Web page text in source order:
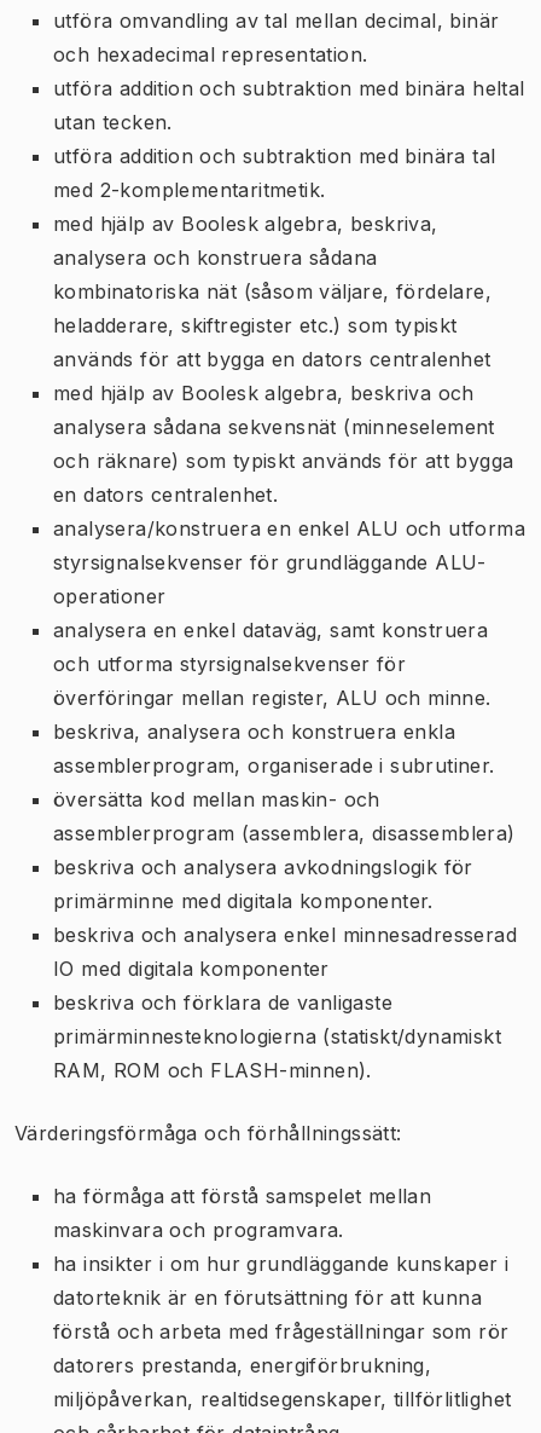
utföra omvandling av tal mellan decimal, binär
och hexadecimal representation.
utföra addition och subtraktion med binära heltal
utan tecken.
utföra addition och subtraktion med binära tal
med 2-komplementaritmetik.
med hjälp av Boolesk algebra, beskriva,
analysera och konstruera sådana
kombinatoriska nät (såsom väljare, fördelare,
heladderare, skiftregister etc.) som typiskt
används för att bygga en dators centralenhet
med hjälp av Boolesk algebra, beskriva och
analysera sådana sekvensnät (minneselement
och räknare) som typiskt används för att bygga
en dators centralenhet.
analysera/konstruera en enkel ALU och utforma
styrsignalsekvenser för grundläggande ALU-
operationer
analysera en enkel dataväg, samt konstruera
och utforma styrsignalsekvenser för
överföringar mellan register, ALU och minne.
beskriva, analysera och konstruera enkla
assemblerprogram, organiserade i subrutiner.
översätta kod mellan maskin- och
assemblerprogram (assemblera, disassemblera)
beskriva och analysera avkodningslogik för
primärminne med digitala komponenter.
beskriva och analysera enkel minnesadresserad
IO med digitala komponenter
beskriva och förklara de vanligaste
primärminnesteknologierna (statiskt/dynamiskt
RAM, ROM och FLASH-minnen).
Värderingsförmåga och förhållningssätt:
ha förmåga att förstå samspelet mellan
maskinvara och programvara.
ha insikter i om hur grundläggande kunskaper i
datorteknik är en förutsättning för att kunna
förstå och arbeta med frågeställningar som rör
datorers prestanda, energiförbrukning,
miljöpåverkan, realtidsegenskaper, tillförlitlighet